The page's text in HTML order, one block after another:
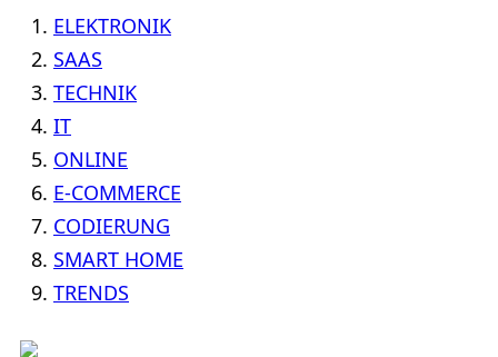
ELEKTRONIK
SAAS
TECHNIK
IT
ONLINE
E-COMMERCE
CODIERUNG
SMART HOME
TRENDS